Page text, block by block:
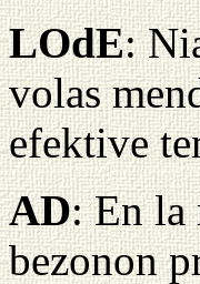
LOdE:
volas
efektive
AD: En la
bezonon